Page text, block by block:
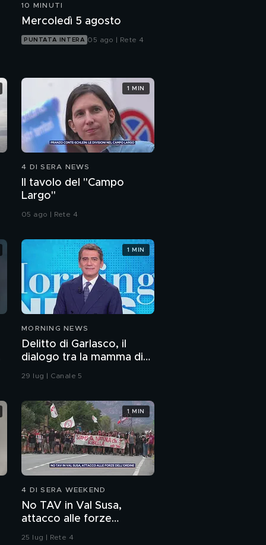
10 MINUTI
Mercoledì 5 agosto
PUNTATA INTERA 05 ago | Rete 4
4 DI SERA NEWS
Il tavolo del "Campo
Largo"
05 ago | Rete 4
1 MIN
MORNING NEWS
Delitto di Garlasco, il
dialogo tra la mamma di
Sempio e la "Iena" De
29 lug | Canale 5
1 MIN
4 DI SERA WEEKEND
No TAV in Val Susa,
attacco alle forze
dell'ordine
25 lug | Rete 4
1 MIN